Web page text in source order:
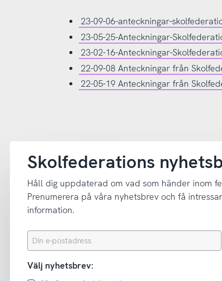
23-09-06-anteckningar-
23-05-25-Anteckningar-
23-02-16-Anteckningar-
22-09-08 Anteckningar från
22-05-19 Anteckningar från
Skolfederations
Håll dig uppdaterad om vad som händer inom
Prenumerera på våra nyhetsbrev och få
information.
Din
e-
Välj nyhetsbrev: